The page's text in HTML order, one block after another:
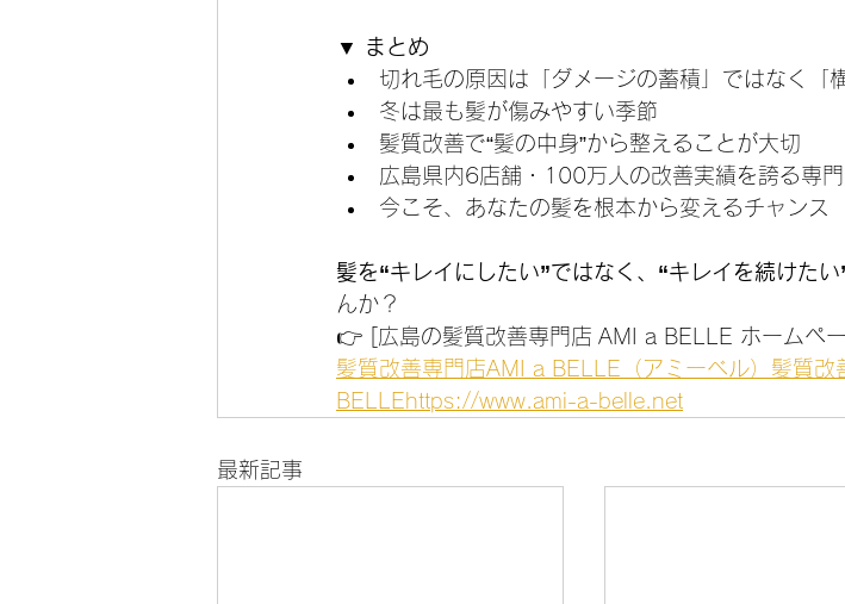
▼ まとめ
切れ毛の原因は「ダメージの蓄積」ではなく「
冬は最も髪が傷みやすい季節
髪質改善で“髪の中身”から整えることが大切
広島県内6店舗・100万人の改善実績を誇る専
今こそ、あなたの髪を根本から変えるチャンス
髪を“キレイにしたい”ではなく、“キレイを続けたい
んか？
👉 [広島の髪質改善専門店 AMI a BELLE ホームペ
髪質改善専門店AMI a BELLE（アミーベル）髪質改
BELLEhttps://www.ami-a-belle.net
最新記事